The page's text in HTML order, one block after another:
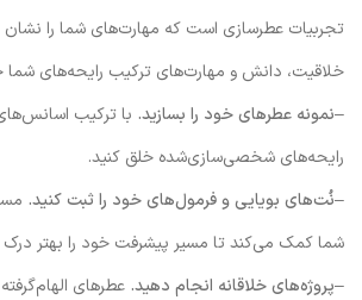
تجربیات عطرسازی است که مهارت‌های شما را
خلاقیت، دانش و مهارت‌های ترکیب رایحه‌های شما
–نمونه عطرهای خود را بسازید. با ترکیب
رایحه‌های شخصی‌سازی‌شده خلق کنید.
–نُت‌های بویایی و فرمول‌های خود را ثبت کنید.
شما کمک می‌کند تا مسیر پیشرفت خود را بهتر درک
–پروژه‌های خلاقانه انجام دهید. عطرهای